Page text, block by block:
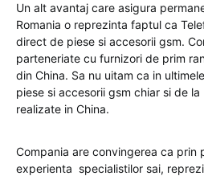
Un alt avantaj care asigura
Romania o reprezinta faptul ca
direct de piese si accesorii gsm.
parteneriate cu furnizori de prim
din China. Sa nu uitam ca in
piese si accesorii gsm chiar si de
realizate in China.
Compania are convingerea ca prin
experienta specialistilor sai,